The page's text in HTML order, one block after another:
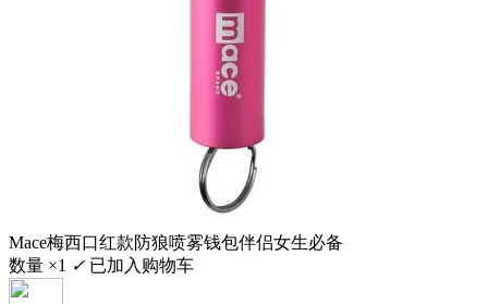
Mace梅西口红款防狼喷雾钱包伴侣女生必备
数量 ×1 ✓ 已加入购物车